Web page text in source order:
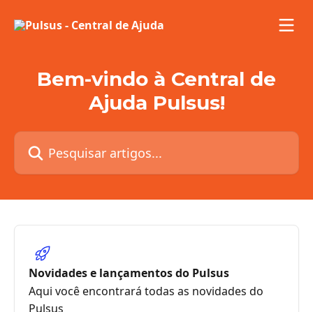
Bem-vindo à Central de
Ajuda Pulsus!
Pesquisar artigos...
Novidades e lançamentos do Pulsus
Aqui você encontrará todas as novidades do
Pulsus